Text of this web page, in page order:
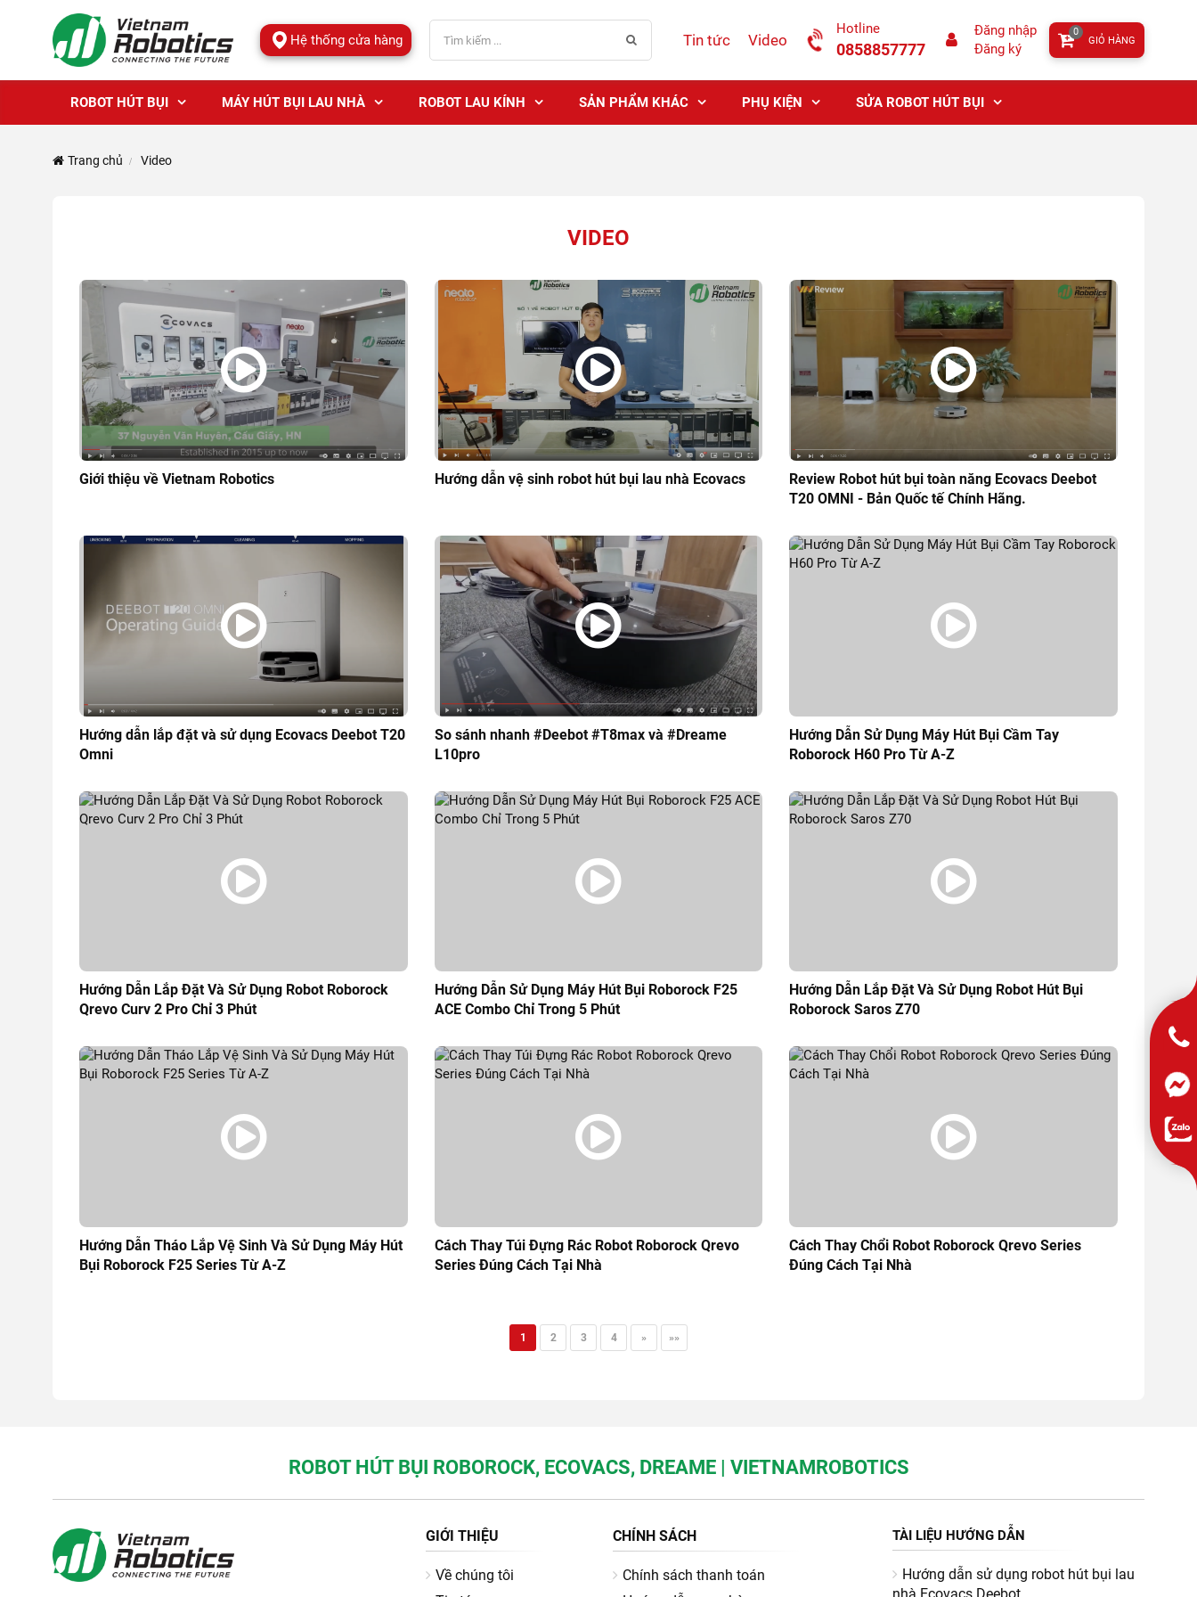
Hệ thống cửa hàng Tin tức Video
Hotline
0858857777
Đăng nhập
Đăng ký
GIỎ HÀNG
0
ROBOT HÚT BỤI MÁY HÚT BỤI LAU NHÀ ROBOT LAU KÍNH SẢN PHẨM KHÁC PHỤ KIỆN SỬA ROBOT HÚT BỤI
Trang chủ Video
VIDEO
Giới thiệu về Vietnam Robotics Hướng dẫn vệ sinh robot hút bụi lau nhà Ecovacs
Review Robot hút bụi toàn năng Ecovacs Deebot
T20 OMNI - Bản Quốc tế Chính Hãng.
Hướng dẫn lắp đặt và sử dụng Ecovacs Deebot T20
Omni
So sánh nhanh #Deebot #T8max và #Dreame
L10pro
Hướng Dẫn Sử Dụng Máy Hút Bụi Cầm Tay
Roborock H60 Pro Từ A-Z
Hướng Dẫn Lắp Đặt Và Sử Dụng Robot Roborock
Qrevo Curv 2 Pro Chỉ 3 Phút
Hướng Dẫn Sử Dụng Máy Hút Bụi Roborock F25
ACE Combo Chỉ Trong 5 Phút
Hướng Dẫn Lắp Đặt Và Sử Dụng Robot Hút Bụi
Roborock Saros Z70
Hướng Dẫn Tháo Lắp Vệ Sinh Và Sử Dụng Máy Hút
Bụi Roborock F25 Series Từ A-Z
Cách Thay Túi Đựng Rác Robot Roborock Qrevo
Series Đúng Cách Tại Nhà
Cách Thay Chổi Robot Roborock Qrevo Series
Đúng Cách Tại Nhà
1 2 3 4 » »»
ROBOT HÚT BỤI ROBOROCK, ECOVACS, DREAME | VIETNAMROBOTICS
GIỚI THIỆU
Về chúng tôi
CHÍNH SÁCH
Chính sách thanh toán
TÀI LIỆU HƯỚNG DẪN
Hướng dẫn sử dụng robot hút bụi lau